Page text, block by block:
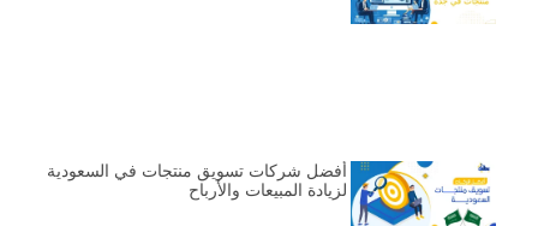
أفضل شركات تسويق منتجات في السعودية
لزيادة المبيعات والأرباح